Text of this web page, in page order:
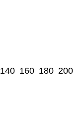
140 160 180 200